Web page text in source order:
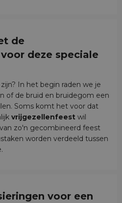
de
deze speciale
In het begin raden we je
of de bruid en bruidegom een
Soms komt het voor dat
vrijgezellenfeest wil
zo'n gecombineerd feest
worden verdeeld tussen
voor een